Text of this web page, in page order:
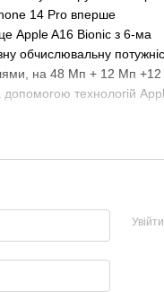
14 Pro вперше
Apple A16 Bionic з 6-ма
обчислювальну
на 48 Мп + 12 Мп +12
допомогою технологій